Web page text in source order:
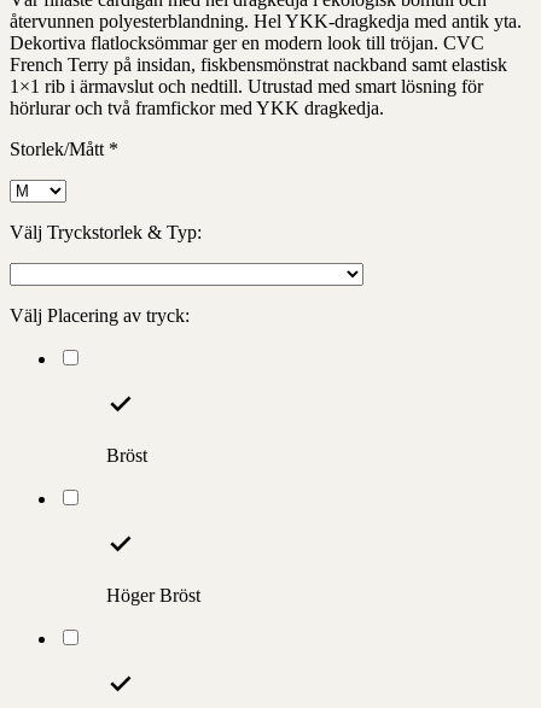
återvunnen polyesterblandning. Hel YKK-dragkedja med antik yta.
Dekortiva flatlocksömmar ger en modern look till tröjan. CVC
French Terry på insidan, fiskbensmönstrat nackband samt elastisk
1×1 rib i ärmavslut och nedtill. Utrustad med smart lösning för
hörlurar och två framfickor med YKK dragkedja.
Storlek/Mått *
Välj Tryckstorlek & Typ:
Välj Placering av tryck:
Bröst
Höger Bröst